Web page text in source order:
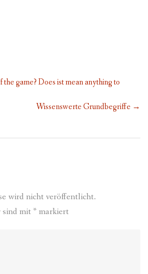
the game? Does ist mean anything to
Wissenswerte Grundbegriffe →
wird nicht veröffentlicht.
mit *markiert